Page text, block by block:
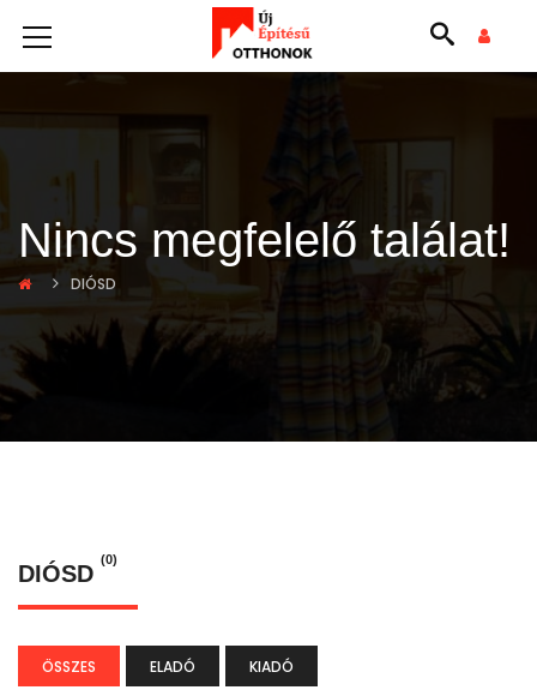
Nincs megfelelő találat!
DIÓSD
DIÓSD
(0)
ÖSSZES ELADÓ KIADÓ